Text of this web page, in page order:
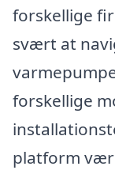
forskellige
svært at
forskellige
platform